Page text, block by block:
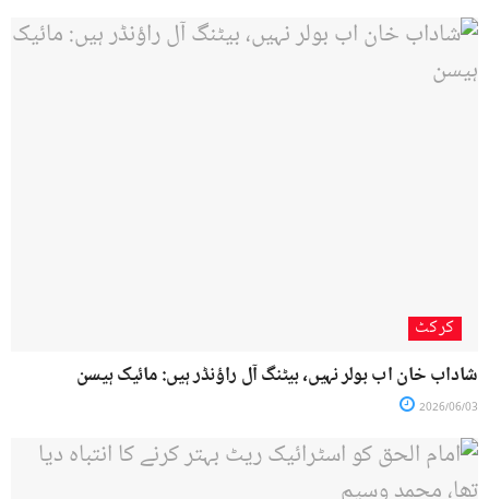
کرکٹ
شاداب خان اب بولر نہیں، بیٹنگ آل راؤنڈر ہیں: مائیک ہیسن
2026/06/03